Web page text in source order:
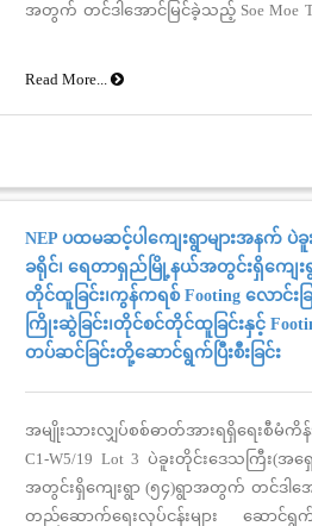
အတွက် တင်ဒါအောင်မြင်ခဲ့သည့် Soe Moe
Read More...
NEP ပထမဆင့်ပါကျေးရွာများအနက်
ခရိုင်၊ ရေတာရှည်မြို့နယ်အတွင်းရှိကျေး
တိုင်ထူခြင်း၊ကွန်ကရစ် Footing လောင်းခြ
ကြိုးဆွဲခြင်း၊တိုင်စင်တိုင်ထူခြင်းနှင့်
တပ်ဆင်ခြင်းတို့ဆောင်ရွက်ပြီးစီးခြင်း
အမျိုးသားလျှပ်စစ်ဓာတ်အားရရှိရေးစီမံကိ
C1-W5/19 Lot 3 ပဲခူးတိုင်းဒေသကြီး(အ
အတွင်းရှိကျေးရွာ (၅၄)ရွာအတွက် တင်ဒါအေ
တည်ဆောက်ရေးလုပ်ငန်းများ ဆောင်ရွ